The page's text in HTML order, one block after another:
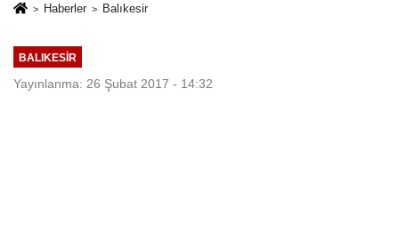
Haberler Balıkesir
BALIKESIR
Yayınlanma: 26 Şubat 2017 - 14:32